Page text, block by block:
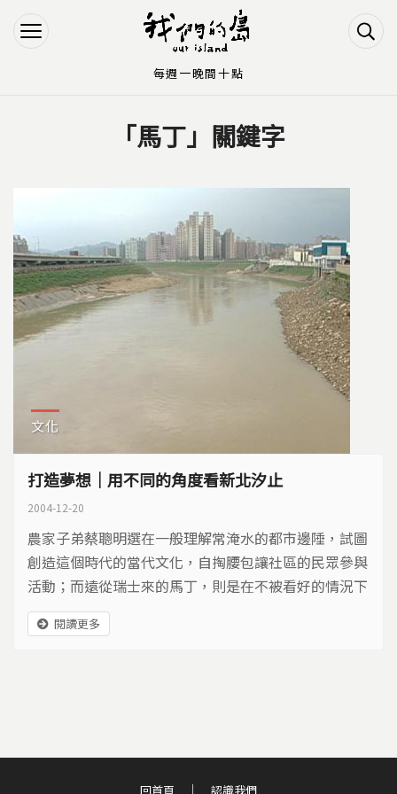
Jump to Navigation
Jump to Main content
「馬丁」關鍵字
文化
打造夢想｜用不同的角度看新北汐止
2004-12-20
農家子弟蔡聰明選在一般理解常淹水的都市邊陲，試圖
創造這個時代的當代文化，自掏腰包讓社區的民眾參與
活動；而遠從瑞士來的馬丁，則是在不被看好的情況下
移居到汐止。這十五年來，風災水患並沒有讓他木製家
具倖免於難，而七十六年搬到汐止的高燈立，網羅各地
閱讀更多
回首頁 認識我們
每週一晚間十點